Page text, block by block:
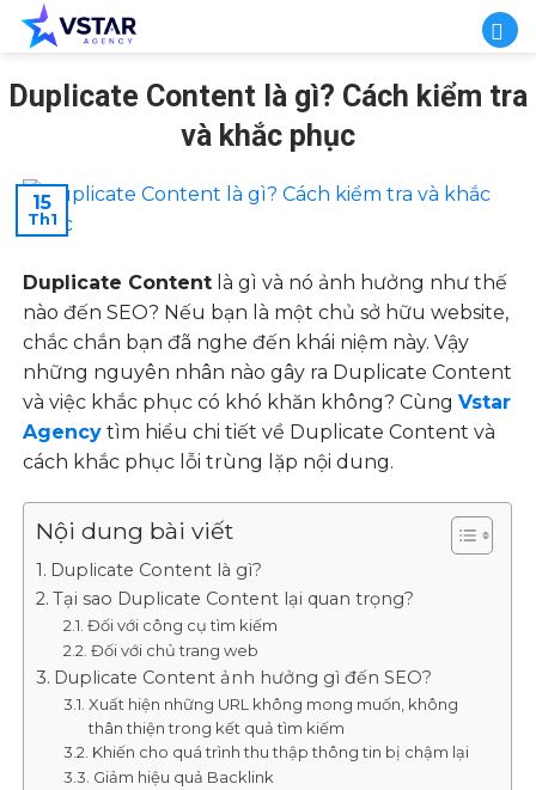
Skip
Duplicate Content là gì? Cách kiểm tra
và khắc phục
15
Th1
Duplicate Content là gì và nó ảnh hưởng như thế
nào đến SEO? Nếu bạn là một chủ sở hữu website,
chắc chắn bạn đã nghe đến khái niệm này. Vậy
những nguyên nhân nào gây ra Duplicate Content
và việc khắc phục có khó khăn không? CùngVstar
Agency tìm hiểu chi tiết về Duplicate Content và
cách khắc phục lỗi trùng lặp nội dung.
Nội dung bài viết
Duplicate Content là gì?
Tại sao Duplicate Content lại quan trọng?
Đối với công cụ tìm kiếm
Đối với chủ trang web
Duplicate Content ảnh hưởng gì đến SEO?
Xuất hiện những URL không mong muốn, không
thân thiện trong kết quả tìm kiếm
Khiến cho quá trình thu thập thông tin bị chậm lại
Giảm hiệu quả Backlink